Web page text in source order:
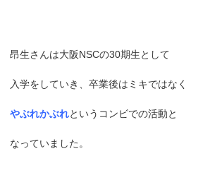
昂生さんは大阪NSCの30期生として
入学をしていき、卒業後はミキではなく
やぶれかぶれというコンビでの活動と
なっていました。